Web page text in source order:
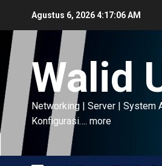
content
Agustus 6, 20264:17:07 AM
Walid
Networking | Server | System
Konfigurasi…. more